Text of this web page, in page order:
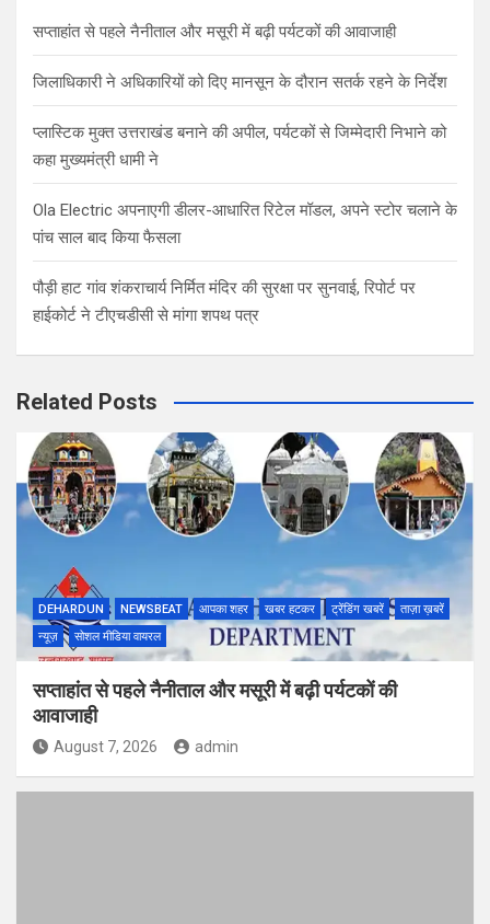
सप्ताहांत से पहले नैनीताल और मसूरी में बढ़ी पर्यटकों की आवाजाही
जिलाधिकारी ने अधिकारियों को दिए मानसून के दौरान सतर्क रहने के निर्देश
प्लास्टिक मुक्त उत्तराखंड बनाने की अपील, पर्यटकों से जिम्मेदारी निभाने को
कहा मुख्यमंत्री धामी ने
Ola Electric अपनाएगी डीलर-आधारित रिटेल मॉडल, अपने स्टोर चलाने के
पांच साल बाद किया फैसला
पौड़ी हाट गांव शंकराचार्य निर्मित मंदिर की सुरक्षा पर सुनवाई, रिपोर्ट पर
हाईकोर्ट ने टीएचडीसी से मांगा शपथ पत्र
Related Posts
DEHARDUN NEWSBEAT आपका शहर खबर हटकर ट्रेंडिंग खबरें
ताज़ा ख़बरें
न्यूज़
सोशल मीडिया वायरल
सप्ताहांत से पहले नैनीताल और मसूरी में बढ़ी पर्यटकों की
आवाजाही
August 7, 2026 admin